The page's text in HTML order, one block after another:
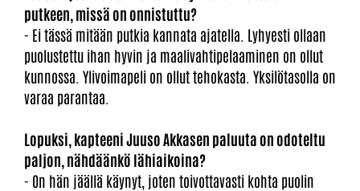
putkeen, missä on onnistuttu?
- Ei tässä mitään putkia kannata ajatella. Lyhyesti ollaan
puolustettu ihan hyvin ja maalivahtipelaaminen on ollut
kunnossa. Ylivoimapeli on ollut tehokasta. Yksilötasolla on
varaa parantaa.
Lopuksi, kapteeni Juuso Akkasen paluuta on odoteltu
paljon, nähdäänkö lähiaikoina?
- On hän jäällä käynyt, joten toivottavasti kohta puolin